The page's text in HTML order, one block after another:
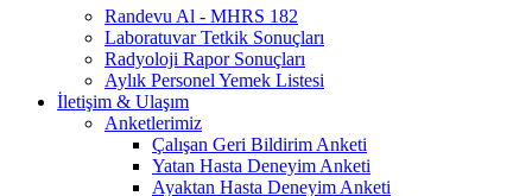
Randevu Al - MHRS 182
Laboratuvar Tetkik Sonuçları
Radyoloji Rapor Sonuçları
Aylık Personel Yemek Listesi
İletişim & Ulaşım
Anketlerimiz
Çalışan Geri Bildirim Anketi
Yatan Hasta Deneyim Anketi
Ayaktan Hasta Deneyim Anketi